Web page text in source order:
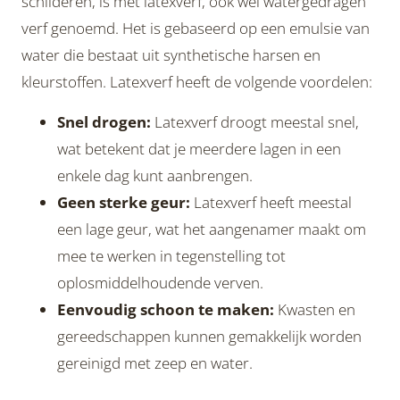
verf genoemd. Het is gebaseerd op een emulsie van
water die bestaat uit synthetische harsen en
kleurstoffen. Latexverf heeft de volgende voordelen:
Snel drogen: Latexverf droogt meestal snel,
wat betekent dat je meerdere lagen in een
enkele dag kunt aanbrengen.
Geen sterke geur: Latexverf heeft meestal
een lage geur, wat het aangenamer maakt om
mee te werken in tegenstelling tot
oplosmiddelhoudende verven.
Eenvoudig schoon te maken: Kwasten en
gereedschappen kunnen gemakkelijk worden
gereinigd met zeep en water.